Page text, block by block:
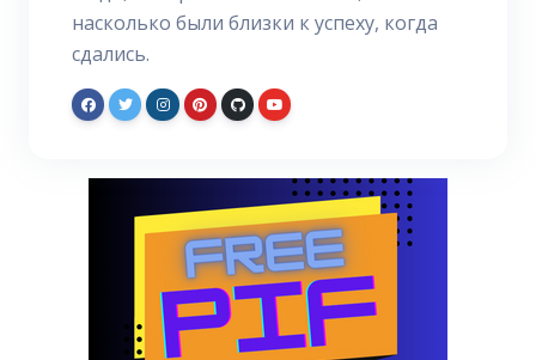
насколько были близки к успеху, когда
сдались.